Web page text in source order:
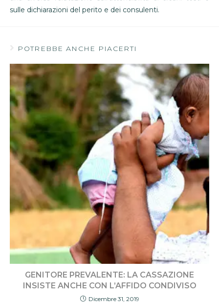
sulle dichiarazioni del perito e dei consulenti.
POTREBBE ANCHE PIACERTI
GENITORE PREVALENTE: LA CASSAZIONE
INSISTE ANCHE CON L’AFFIDO CONDIVISO
Dicembre 31, 2019